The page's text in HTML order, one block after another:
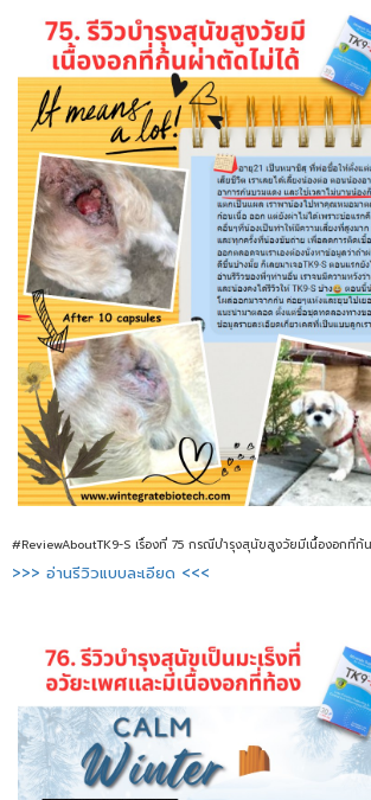
#ReviewAboutTK9-S เรื่องที่ 75 กรณีบำรุงสุนัขสูงวัยมีเนื้องอกที่ก้
>>> อ่านรีวิวแบบละเอียด <<<